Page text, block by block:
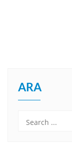
ARA